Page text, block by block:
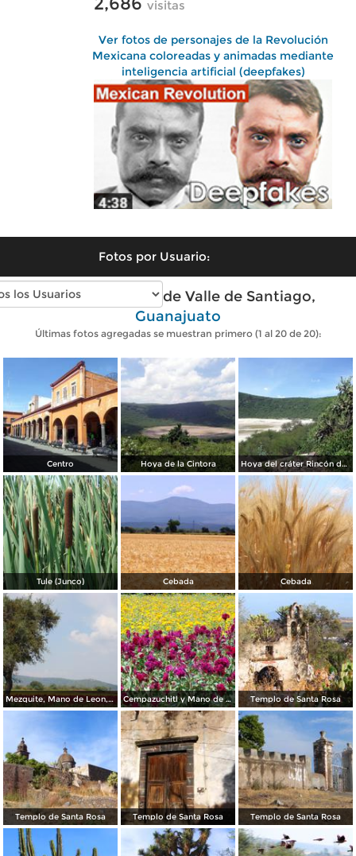
visitas
Ver fotos de personajes de la Revolución
Mexicana coloreadas y animadas mediante
inteligencia artificial (deepfakes)
Fotos por Usuario:
Fotos modernas de Valle de Santiago,
Guanajuato
Últimas fotos agregadas se muestran primero (1 al 20 de 20):
Centro Hoya de la Cintora Hoya del cráter Rincón del Parangueo
Tule (Junco) Cebada Cebada
Mezquite, Mano de Leon, Cempazuchitl Cempazuchitl y Mano de Leon Templo de Santa Rosa
Templo de Santa Rosa Templo de Santa Rosa Templo de Santa Rosa